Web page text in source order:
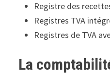
Registre des
Registres TVA
Registres de TVA
La